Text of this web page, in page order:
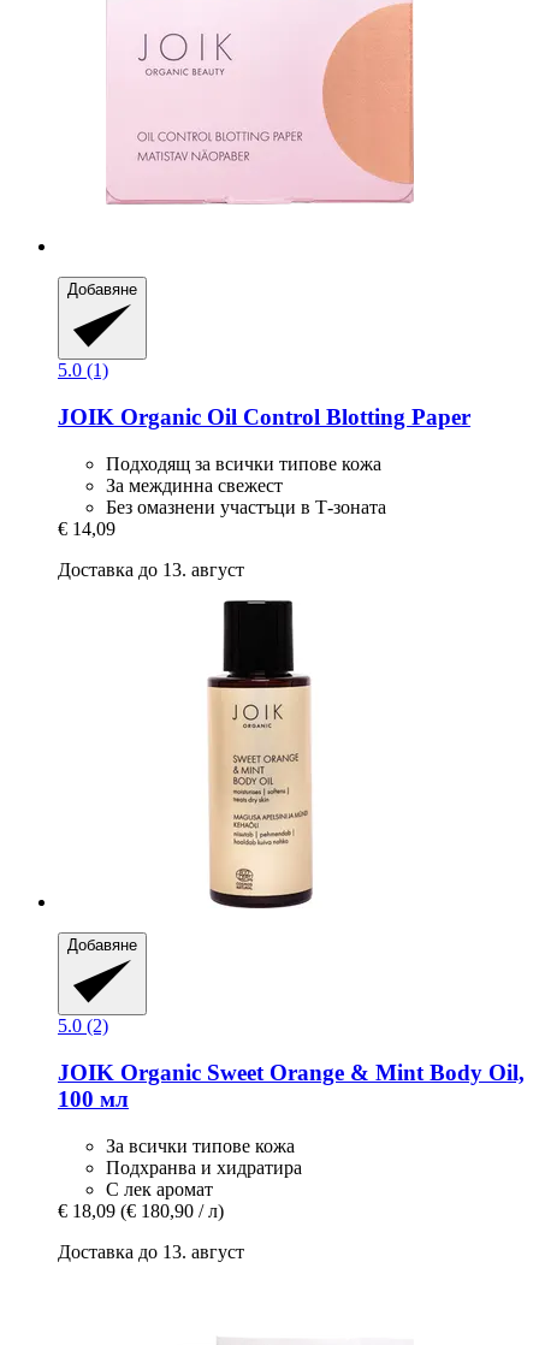
Добавяне
5.0 (1)
JOIK Organic Oil Control Blotting Paper
Подходящ за всички типове кожа
За междинна свежест
Без омазнени участъци в Т-зоната
€ 14,09
Доставка до 13. август
Добавяне
5.0 (2)
JOIK Organic Sweet Orange & Mint Body Oil,
100 мл
За всички типове кожа
Подхранва и хидратира
С лек аромат
€ 18,09 (€ 180,90 / л)
Доставка до 13. август